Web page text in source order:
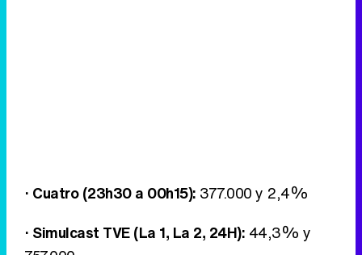
· Cuatro (23h30 a 00h15): 377.000 y 2,4%
· Simulcast TVE (La 1, La 2, 24H): 44,3% y